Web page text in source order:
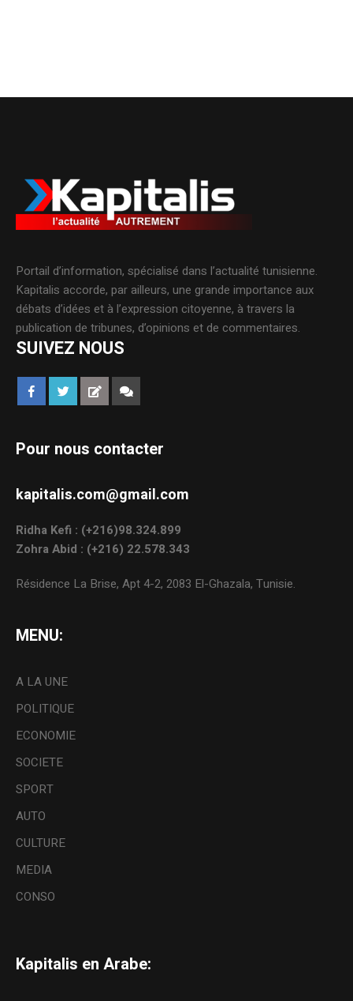
Portail d’information, spécialisé dans l’actualité tunisienne.
Kapitalis accorde, par ailleurs, une grande importance aux
débats d’idées et à l’expression citoyenne, à travers la
publication de tribunes, d’opinions et de commentaires.
SUIVEZ NOUS
Pour nous contacter
kapitalis.com@gmail.com
Ridha Kefi : (+216)98.324.899
Zohra Abid : (+216) 22.578.343
Résidence La Brise, Apt 4-2, 2083 El-Ghazala, Tunisie.
MENU:
A LA UNE
POLITIQUE
ECONOMIE
SOCIETE
SPORT
AUTO
CULTURE
MEDIA
CONSO
Kapitalis en Arabe: